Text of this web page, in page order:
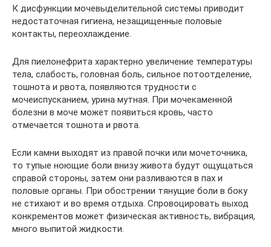
К дисфункции мочевыделительной системы приводит
недостаточная гигиена, незащищенные половые
контакты, переохлаждение.
Для пиелонефрита характерно увеличение температуры
тела, слабость, головная боль, сильное потоотделение,
тошнота и рвота, появляются трудности с
мочеиспусканием, урина мутная. При мочекаменной
болезни в моче может появиться кровь, часто
отмечается тошнота и рвота.
Если камни выходят из правой почки или мочеточника,
то тупые ноющие боли внизу живота будут ощущаться
справой стороны, затем они разливаются в пах и
половые органы. При обострении тянущие боли в боку
не стихают и во время отдыха. Спровоцировать выход
конкрементов может физическая активность, вибрация,
много выпитой жидкости.